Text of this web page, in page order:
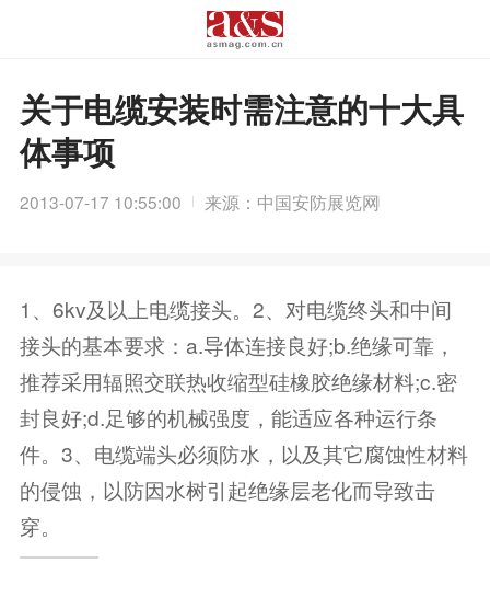
关于电缆安装时需注意的十大具
体事项
2013-07-17 10:55:00 来源：中国安防展览网
1、6kv及以上电缆接头。2、对电缆终头和中间
接头的基本要求：a.导体连接良好;b.绝缘可靠，
推荐采用辐照交联热收缩型硅橡胶绝缘材料;c.密
封良好;d.足够的机械强度，能适应各种运行条
件。3、电缆端头必须防水，以及其它腐蚀性材料
的侵蚀，以防因水树引起绝缘层老化而导致击
穿。